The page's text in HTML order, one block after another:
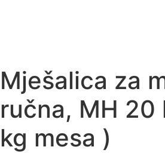
Mješalica za
ručna, MH 20
kg mesa )